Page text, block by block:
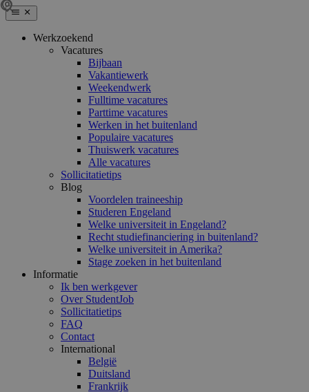
Werkzoekend
Vacatures
Bijbaan
Vakantiewerk
Weekendwerk
Fulltime vacatures
Parttime vacatures
Werken in het buitenland
Populaire vacatures
Thuiswerk vacatures
Alle vacatures
Sollicitatietips
Blog
Voordelen traineeship
Studeren Engeland
Welke universiteit in Engeland?
Recht studiefinanciering in buitenland?
Welke universiteit in Amerika?
Stage zoeken in het buitenland
Informatie
Ik ben werkgever
Over StudentJob
Sollicitatietips
FAQ
Contact
International
België
Duitsland
Frankrijk